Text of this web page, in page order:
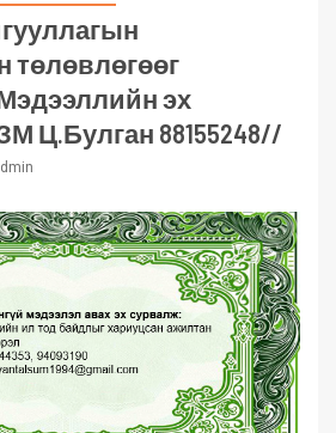
төлөвлөгөөг
эх
Ц.Булган 88155248//